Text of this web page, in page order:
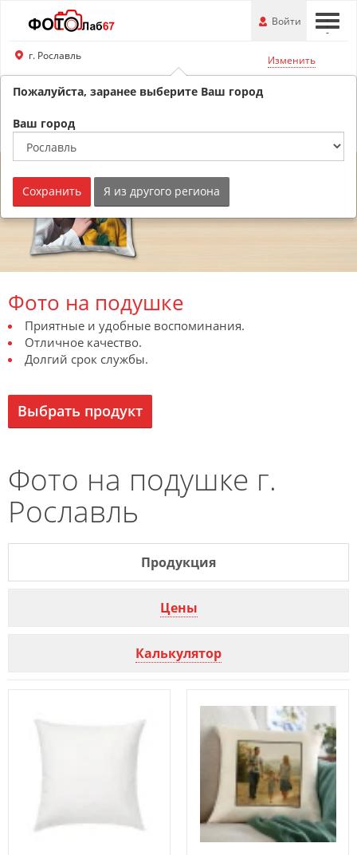
Перейти
основной
---
Войти
г. Рославль Изменить
Обратный звонок
Фото на подушке
Приятные и удобные воспоминания.
Отличное качество.
Долгий срок службы.
Выбрать продукт
Фото на подушке г.
Рославль
Продукция
Цены
Калькулятор
Пожалуйста, заранее выберите Ваш город
Ваш город
Сохранить Я из другого региона